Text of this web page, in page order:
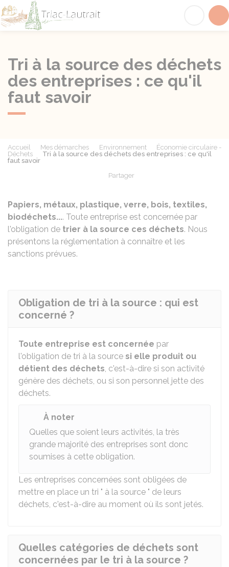
Tri à la source des déchets
des entreprises : ce qu'il
faut savoir
Accueil Mes démarches Environnement
Économie circulaire -
Déchets
Tri à la source des déchets des entreprises : ce qu'il
faut savoir
Partager
Papiers, métaux, plastique, verre, bois, textiles,
biodéchets.... Toute entreprise est concernée par
l'obligation de trier à la source ces déchets. Nous
présentons la réglementation à connaître et les
sanctions prévues.
Obligation de tri à la source : qui est
concerné ?
Toute entreprise est concernée par
l'obligation de tri à la source si elle produit ou
détient des déchets, c'est-à-dire si son activité
génère des déchets, ou si son personnel jette des
déchets.
À noter
Quelles que soient leurs activités, la très
grande majorité des entreprises sont donc
soumises à cette obligation.
Les entreprises concernées sont obligées de
mettre en place un tri " à la source " de leurs
déchets, c'est-à-dire au moment où ils sont jetés.
Quelles catégories de déchets sont
concernées par le tri à la source ?